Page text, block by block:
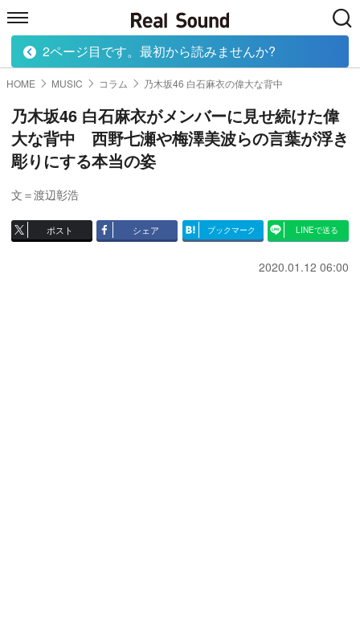
HOME MUSIC MOVIE TECH
HOME MUSIC コラム 乃木坂46 白石麻衣の偉大な背中
乃木坂46 白石麻衣がメンバーに見せ続けた偉
大な背中 西野七瀬や梅澤美波らの言葉が浮き
彫りにする本当の姿
文＝渡辺彰浩
ポスト シェア ブックマーク LINEで送る
2020.01.12 06:00
2ページ目です。最初から読みませんか?